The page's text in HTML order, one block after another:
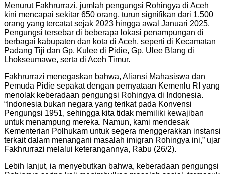
Menurut Fakhrurrazi, jumlah pengungsi Rohingya di Aceh
kini mencapai sekitar 650 orang, turun signifikan dari 1.500
orang yang tercatat sejak 2023 hingga awal Januari 2025.
Pengungsi tersebar di beberapa lokasi penampungan di
berbagai kabupaten dan kota di Aceh, seperti di Kecamatan
Padang Tiji dan Gp. Kulee di Pidie, Gp. Ulee Blang di
Lhokseumawe, serta di Aceh Timur.
Fakhrurrazi menegaskan bahwa, Aliansi Mahasiswa dan
Pemuda Pidie sepakat dengan pernyataan Kemenlu RI yang
menolak keberadaan pengungsi Rohingya di Indonesia.
“Indonesia bukan negara yang terikat pada Konvensi
Pengungsi 1951, sehingga kita tidak memiliki kewajiban
untuk menampung mereka. Namun, kami mendesak
Kementerian Polhukam untuk segera menggerakkan instansi
terkait dalam menangani masalah imigran Rohingya ini,” ujar
Fakhrurrazi melalui keterangannya, Rabu (26/2).
Lebih lanjut, ia menyebutkan bahwa, keberadaan pengungsi